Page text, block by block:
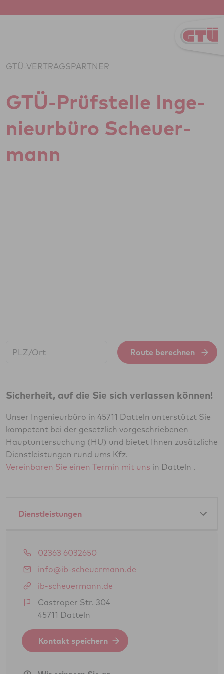
GTÜ-VERTRAGSPARTNER
GTÜ-Prüf­stelle Inge­
ni­eu­r­büro Scheu­er­
mann
Route berechnen
Sicherheit, auf die Sie sich verlassen können!
Unser Ingenieurbüro in 45711 Datteln unterstützt Sie
kompetent bei der gesetzlich vorgeschriebenen
Hauptuntersuchung (HU) und bietet Ihnen zusätzliche
Dienstleistungen rund ums Kfz.
Vereinbaren Sie einen Termin mit uns in Datteln .
Dienstleistungen
Amtliche Dienstleistungen als GTÜ-Partner:
Hauptuntersuchung Pkw
Abgasuntersuchung
Änderungsabnahme gem. § 19 (3) StVZO
Oldtimerbegutachtung gem. § 23 StVZO
(H-Kennzeichen)
Feinstaubplaketten (Schadstoffplaketten)
02363 6032650
info@ib-scheuermann.de
ib-scheuermann.de
Castroper Str. 304
45711 Datteln
Kontakt speichern